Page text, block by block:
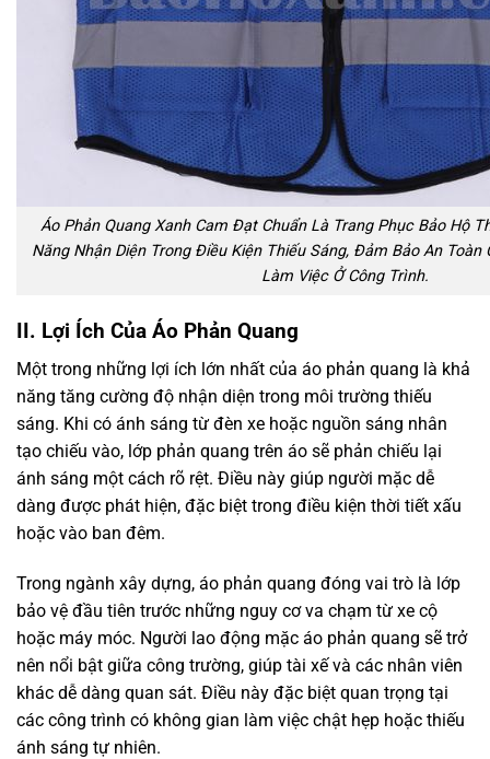
Áo Phản Quang Xanh Cam Đạt Chuẩn Là Trang Phục Bảo Hộ
Năng Nhận Diện Trong Điều Kiện Thiếu Sáng, Đảm Bảo An Toàn
Làm Việc Ở Công Trình.
II. Lợi Ích Của Áo Phản Quang
Một trong những lợi ích lớn nhất của áo phản quang là khả
năng tăng cường độ nhận diện trong môi trường thiếu
sáng. Khi có ánh sáng từ đèn xe hoặc nguồn sáng nhân
tạo chiếu vào, lớp phản quang trên áo sẽ phản chiếu lại
ánh sáng một cách rõ rệt. Điều này giúp người mặc dễ
dàng được phát hiện, đặc biệt trong điều kiện thời tiết xấu
hoặc vào ban đêm.
Trong ngành xây dựng, áo phản quang đóng vai trò là lớp
bảo vệ đầu tiên trước những nguy cơ va chạm từ xe cộ
hoặc máy móc. Người lao động mặc áo phản quang sẽ trở
nên nổi bật giữa công trường, giúp tài xế và các nhân viên
khác dễ dàng quan sát. Điều này đặc biệt quan trọng tại
các công trình có không gian làm việc chật hẹp hoặc thiếu
ánh sáng tự nhiên.